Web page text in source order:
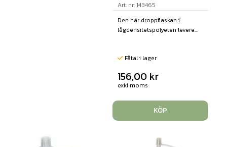
Art. nr: 143465
Den här droppflaskan i
lågdensitetspolyeten levere...
Fåtal i lager
156,00 kr
exkl moms
KÖP